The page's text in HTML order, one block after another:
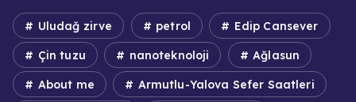
Uludağ zirve petrol Edip Cansever
Çin tuzu nanoteknoloji Ağlasun
About me Armutlu-Yalova Sefer Saatleri